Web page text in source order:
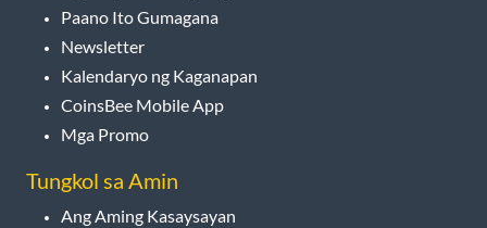
Paano Ito Gumagana
Newsletter
Kalendaryo ng Kaganapan
CoinsBee Mobile App
Mga Promo
Tungkol sa Amin
Ang Aming Kasaysayan